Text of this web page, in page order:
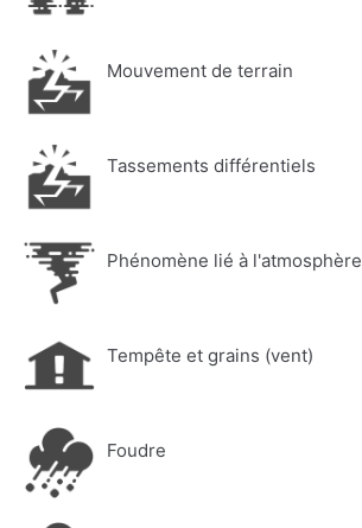
Mouvement de terrain
Tassements différentiels
Phénomène lié à l'atmosphère
Tempête et grains (vent)
Foudre